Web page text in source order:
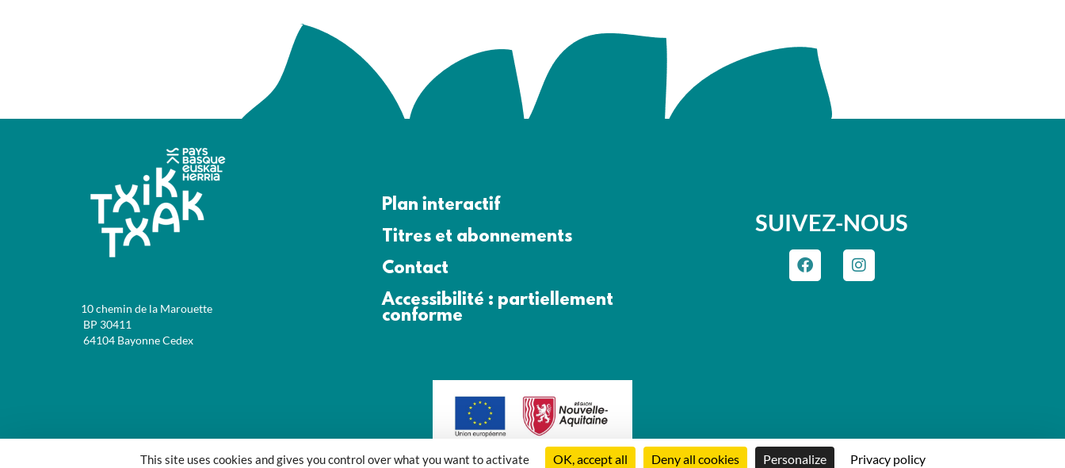
This site uses cookies and gives you control over what you want to activate OK, accept all Deny all cookies Personalize Privacy policy
10 chemin de la Marouette
BP 30411
64104 Bayonne Cedex
Plan interactif
Titres et abonnements
Contact
Accessibilité : partiellement
conforme
SUIVEZ-NOUS